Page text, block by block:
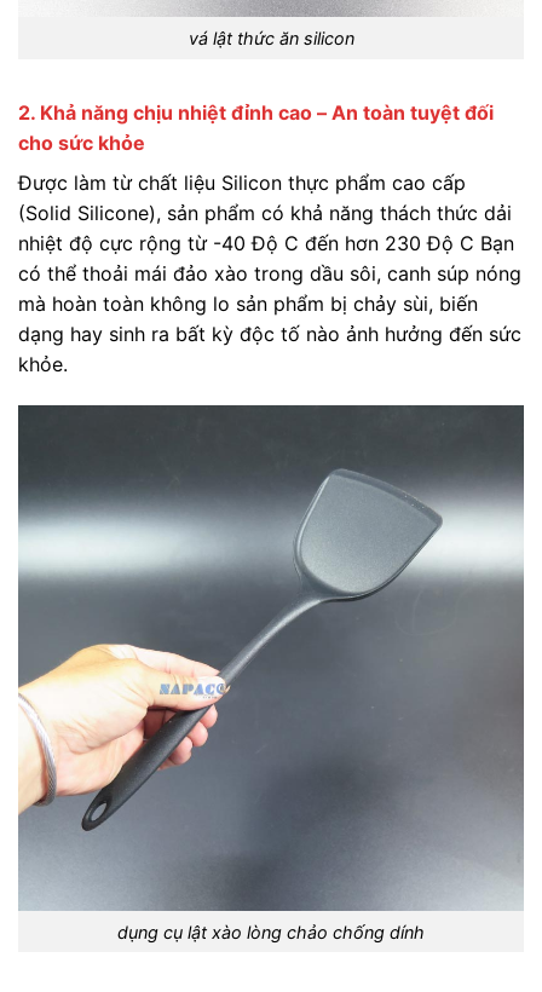
vá lật thức ăn silicon
2. Khả năng chịu nhiệt đỉnh cao – An toàn tuyệt đối
cho sức khỏe
Được làm từ chất liệu Silicon thực phẩm cao cấp
(Solid Silicone), sản phẩm có khả năng thách thức dải
nhiệt độ cực rộng từ -40 Độ C đến hơn 230 Độ C Bạn
có thể thoải mái đảo xào trong dầu sôi, canh súp nóng
mà hoàn toàn không lo sản phẩm bị chảy sùi, biến
dạng hay sinh ra bất kỳ độc tố nào ảnh hưởng đến sức
khỏe.
dụng cụ lật xào lòng chảo chống dính